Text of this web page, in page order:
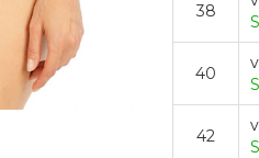
38
40
42